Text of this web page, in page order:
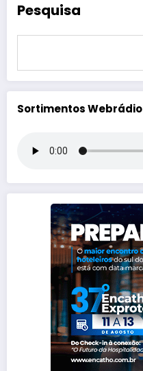
Pesquisa
Sortimentos Webrádio